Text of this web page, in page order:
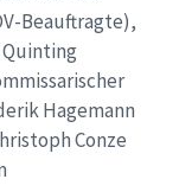
Beauftragte),
Hagemann
Conze